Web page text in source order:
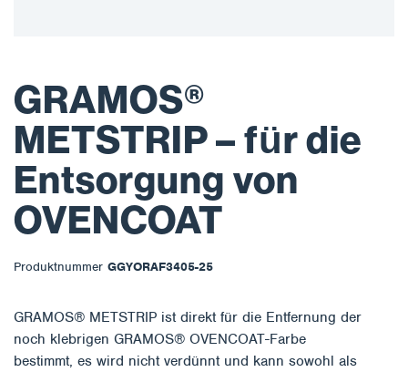
GRAMOS®
METSTRIP – für die
Entsorgung von
OVENCOAT
Produktnummer GGYORAF3405-25
GRAMOS® METSTRIP ist direkt für die Entfernung der
noch klebrigen GRAMOS® OVENCOAT-Farbe
bestimmt, es wird nicht verdünnt und kann sowohl als